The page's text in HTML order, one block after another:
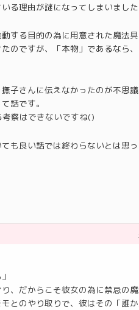
る理由が謎になってしまいました
する目的の為に用意された魔法具
のですが、「本物」であるなら
子さんに伝えなかったのが不思
話です。
察はできないですね()
も良い話では終わらないとは思
、だからこそ彼女の為に禁忌の
とのやり取りで、彼はその「誰か